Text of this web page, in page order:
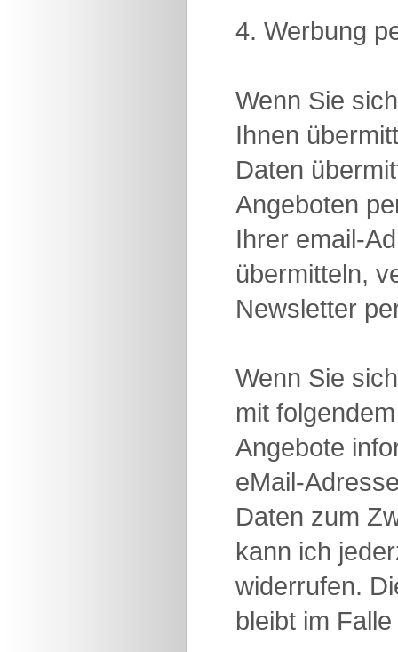
4. Werbung
Wenn Sie
Ihnen
Daten
Angeboten
Ihrer email-
übermitteln,
Newsletter
Wenn Sie
mit
Angebote
eMail-
Daten zum
kann ich
widerrufen.
bleibt im